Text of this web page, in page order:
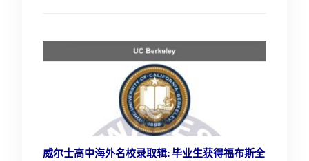
威尔士高中海外名校录取辑: 毕业生获得福布斯全